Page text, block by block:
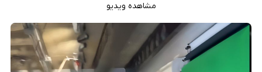
مشاهده ویدیو